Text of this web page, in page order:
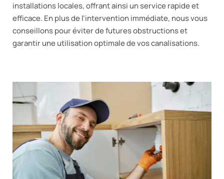
installations locales, offrant ainsi un service rapide et
efficace. En plus de l’intervention immédiate, nous vous
conseillons pour éviter de futures obstructions et
garantir une utilisation optimale de vos canalisations.